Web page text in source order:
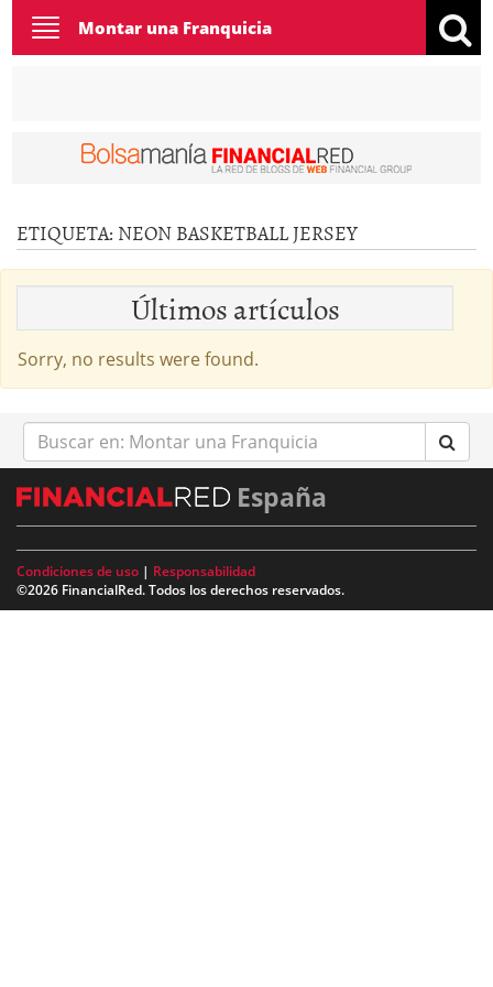
Toggle
navigation
Montar una Franquicia
ETIQUETA: NEON BASKETBALL JERSEY
Últimos artículos
Sorry, no results were found.
Buscar
en:
España
Condiciones de uso | Responsabilidad
©2026 FinancialRed. Todos los derechos reservados.